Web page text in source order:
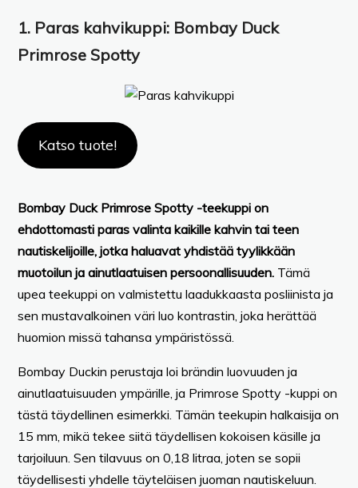
1. Paras kahvikuppi: Bombay Duck
Primrose Spotty
Katso tuote!
Bombay Duck Primrose Spotty -teekuppi on
ehdottomasti paras valinta kaikille kahvin tai teen
nautiskelijoille, jotka haluavat yhdistää tyylikkään
muotoilun ja ainutlaatuisen persoonallisuuden. Tämä
upea teekuppi on valmistettu laadukkaasta posliinista ja
sen mustavalkoinen väri luo kontrastin, joka herättää
huomion missä tahansa ympäristössä.
Bombay Duckin perustaja loi brändin luovuuden ja
ainutlaatuisuuden ympärille, ja Primrose Spotty -kuppi on
tästä täydellinen esimerkki. Tämän teekupin halkaisija on
15 mm, mikä tekee siitä täydellisen kokoisen käsille ja
tarjoiluun. Sen tilavuus on 0,18 litraa, joten se sopii
täydellisesti yhdelle täyteläisen juoman nautiskeluun.